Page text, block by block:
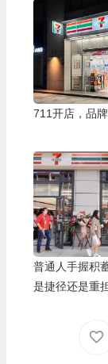
711开店，品
普通人手握积
是捷径还是重